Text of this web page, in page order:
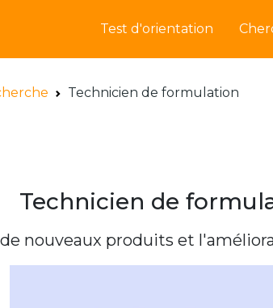
Test d'orientation
Technicien de formulation
Technicien de
nouveaux produits et